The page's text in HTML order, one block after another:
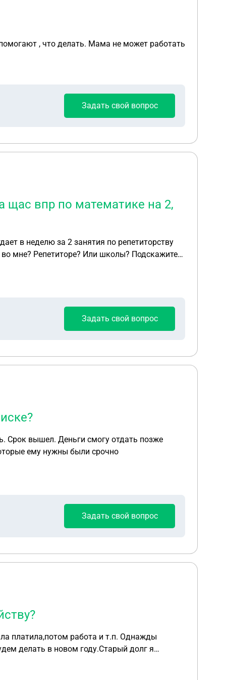
, что делать. Мама не может работать
Задать свой вопрос
щас впр по математике на 2,
в неделю за 2 занятия по репетиторству
Задать свой вопрос
ему нужны были срочно
Задать свой вопрос
платила,потом работа и т.п. Однажды
делать в новом году.Старый долг я